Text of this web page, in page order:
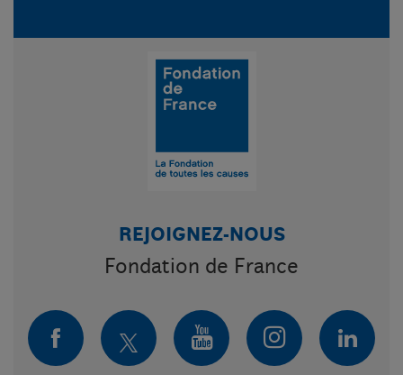
REJOIGNEZ-NOUS
Fondation de France
FACEBOOKTWITTERYOUTUBE